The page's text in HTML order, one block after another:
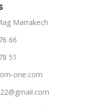
Marrakech
66
51
one.com